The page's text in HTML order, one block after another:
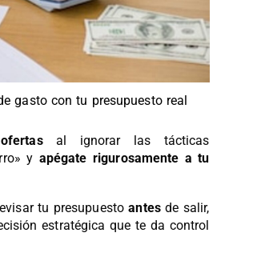
gasto con tu presupuesto real
al ignorar las tácticas
y apégate rigurosamente a tu
tu presupuestoantesde salir,
estratégica que te da control